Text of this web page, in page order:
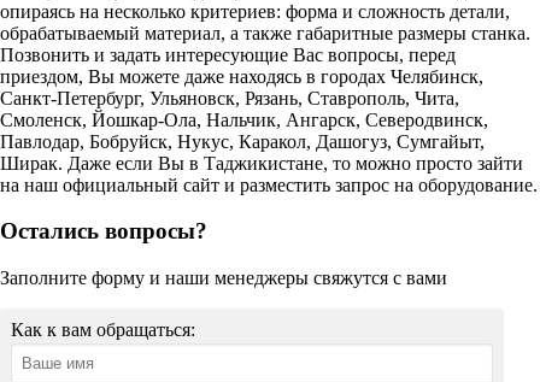
опираясь на несколько критериев: форма и сложность детали,
обрабатываемый материал, а также габаритные размеры станка.
Позвонить и задать интересующие Вас вопросы, перед
приездом, Вы можете даже находясь в городах Челябинск,
Санкт-Петербург, Ульяновск, Рязань, Ставрополь, Чита,
Смоленск, Йошкар-Ола, Нальчик, Ангарск, Северодвинск,
Павлодар, Бобруйск, Нукус, Каракол, Дашогуз, Сумгайыт,
Ширак. Даже если Вы в Таджикистане, то можно просто зайти
на наш официальный сайт и разместить запрос на оборудование.
Остались вопросы?
Заполните форму и наши менеджеры свяжутся с вами
Как к вам обращаться: